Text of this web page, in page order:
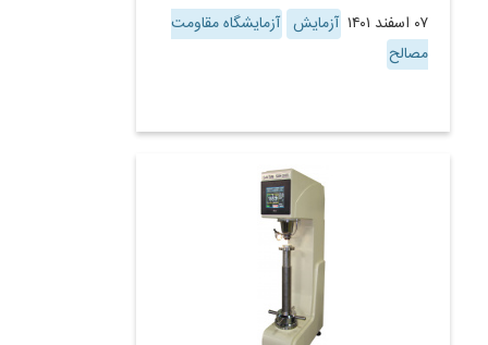
۰۷ اسفند ۱۴۰۱ آزمایش آزمایشگاه مقاومت
مصالح